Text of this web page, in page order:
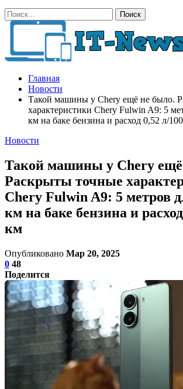
Главная
Новости
Такой машины у Chery ещё не было.
характеристики Chery Fulwin A9: 5
км на баке бензина и расход 0,52 л/
Новости
Такой машины у Chery
Раскрыты точные
Chery Fulwin A9: 5 метров
км на баке бензина и
км
Опубликовано Мар 20, 2025
0 48
Поделится